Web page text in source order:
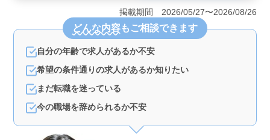
集しています。特に2級土木施工管理技士をお持ちの方は
条件面で優遇されます。経験豊富な方々のご応募をお待
ちしています。 ＜具体的な業務内容＞ 土木の施工
管理業務において、施工計画書の作成、コスト管理、工
程のチェックと調整、安全対策と指示、品質管理などの
業務に携わります。ご経験やスキルを存分に発揮しなが
ら、プロジェクトの成功に貢献出来ます。 ＜資格保
有者歓迎＞ 土木施工管理技士（1級／2級）などの有資
格者は特に歓迎されます。50代や60代の経験者が多く活
躍している環境で、お持ちの資格や経験を活かして、新
掲載期間 2026/05/27〜2026/08/26
どんな内容もご相談できます
自分の年齢で求人があるか不安
希望の条件通りの求人があるか知りたい
まだ転職を迷っている
今の職場を辞められるか不安